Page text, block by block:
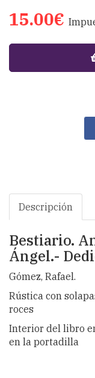
15.00€
Descripción
Bestiario.
Ángel.-
Gómez, Rafael.
Rústica con
roces
Interior del libro
en la portadilla